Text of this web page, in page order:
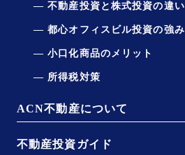
不動産投資と株式投資の違い
都心オフィスビル投資の強み
小口化商品のメリット
所得税対策
ACN不動産について
不動産投資ガイド